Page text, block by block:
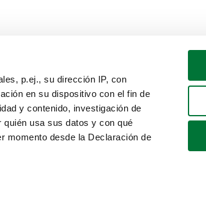
p.ej., su dirección IP, con
en su dispositivo con el fin de
y contenido, investigación de
usa sus datos y con qué
momento desde la Declaración de